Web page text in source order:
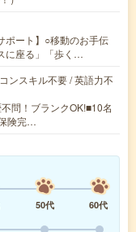
ポート】○移動のお手伝
に座る」「歩く…
ンスキル不要 / 英語力不
問！ブランクOK!■10名
険完…
50代
60代